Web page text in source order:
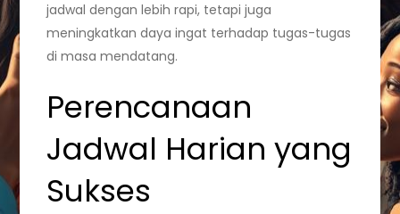
jadwal dengan lebih rapi, tetapi juga
meningkatkan daya ingat terhadap tugas-tugas
di masa mendatang.
Perencanaan
Jadwal Harian yang
Sukses